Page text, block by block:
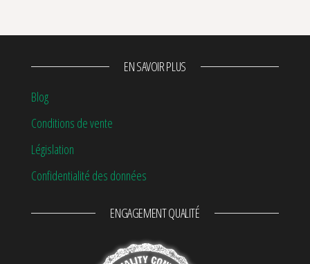
EN SAVOIR PLUS
Blog
Conditions de vente
Législation
Confidentialité des données
ENGAGEMENT QUALITÉ